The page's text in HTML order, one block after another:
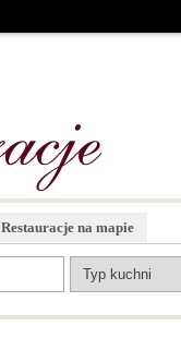
Restauracje na mapie